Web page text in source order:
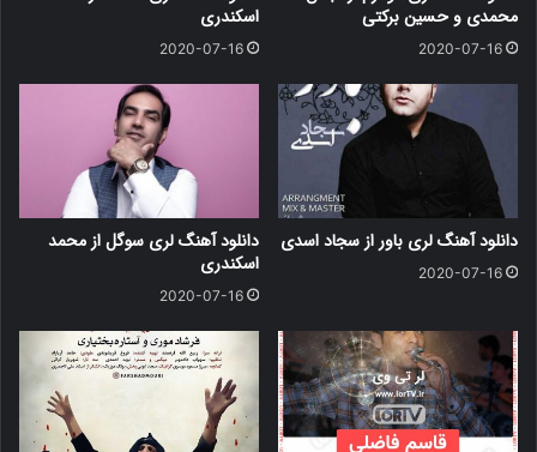
محمدی و حسین برکتی
2020-07-16
اسکندری
2020-07-16
دانلود آهنگ لری باور از سجاد اسدی
2020-07-16
دانلود آهنگ لری سوگل از محمد
اسکندری
2020-07-16